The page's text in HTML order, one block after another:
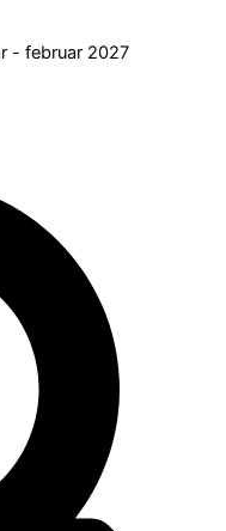
- februar 2027